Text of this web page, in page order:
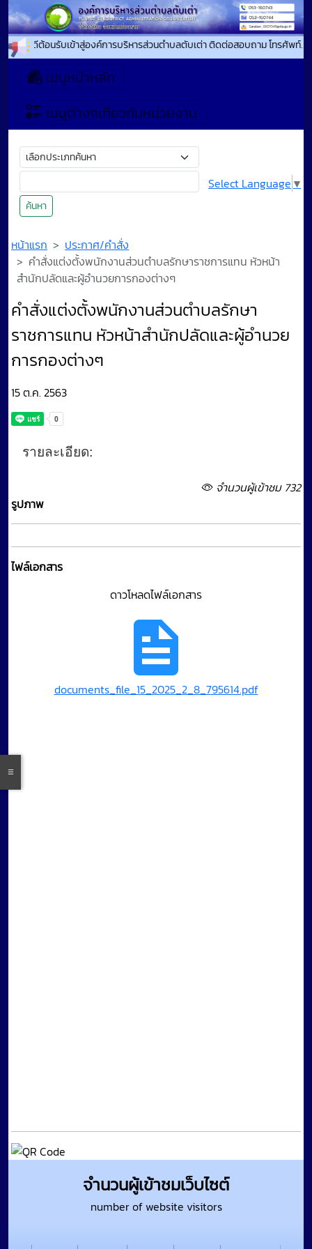
ยินดีต้อนรับเข้าสู่องค์การบริหารส่วนตำบลตับเต่า ติดต่อสอบถาม โทรศัพท์.
เมนูหน้าหลัก
เมนูต่างๆเกี่ยวกับหน่วยงาน
ค้นหา
Select Language ▼
หน้าแรก
ประกาศ/คำสั่ง
คำสั่งแต่งตั้งพนักงานส่วนตำบลรักษาราชการแทน หัวหน้า
สำนักปลัดและผู้อำนวยการกองต่างๆ
คำสั่งแต่งตั้งพนักงานส่วนตำบลรักษา
ราชการแทน หัวหน้าสำนักปลัดและผู้อำนวย
การกองต่างๆ
15 ต.ค. 2563
รายละเอียด:
จำนวนผู้เข้าชม 732
รูปภาพ
ไฟล์เอกสาร
ดาวโหลดไฟล์เอกสาร
documents_file_15_2025_2_8_795614.pdf
จำนวนผู้เข้าชมเว็บไซต์
number of website visitors